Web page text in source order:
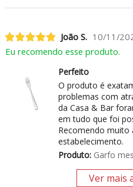
João S. 10/11/
Eu recomendo esse produto.
Perfeito
O produto é
problemas com
da Casa & Bar
em tudo que foi
Recomendo muito
estabelecimento.
Produto:Garfo
Ver mais